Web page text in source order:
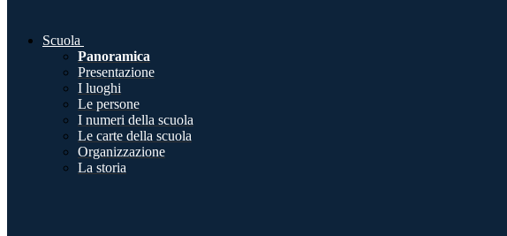
Scuola
Panoramica
Presentazione
I luoghi
Le persone
I numeri della scuola
Le carte della scuola
Organizzazione
La storia